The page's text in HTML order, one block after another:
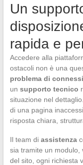
Un
rapida e
Accedere alla
ostacoli non è una
problema di
un supporto tecnico
situazione nel
di una pagina
risposta chiara,
Il team di assistenza
sia tramite un modulo,
del sito, ogni richiesta